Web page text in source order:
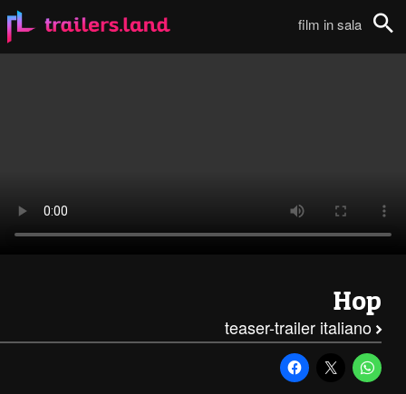
film in sala
Hop
teaser-trailer italiano